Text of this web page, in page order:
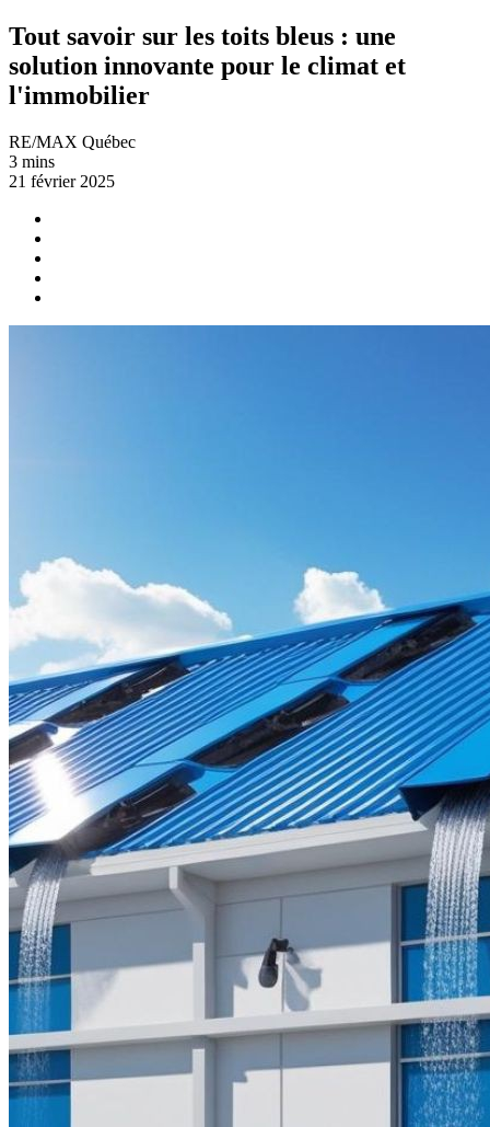
Tout savoir sur les toits bleus : une
solution innovante pour le climat et
l'immobilier
RE/MAX Québec
3 mins
21 février 2025